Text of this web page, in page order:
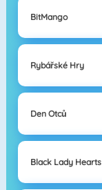
BitMango
Rybářské Hry
Den Otců
Black Lady Hearts